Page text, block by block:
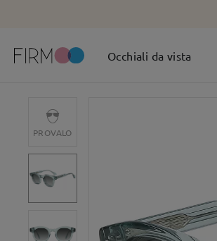
Occhiali da vista
PROVALO